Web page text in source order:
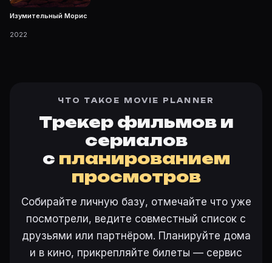
Изумительный Морис
2022
ЧТО ТАКОЕ MOVIE PLANNER
Трекер фильмов и
сериалов
с планированием
просмотров
Собирайте личную базу, отмечайте что уже
посмотрели, ведите совместный список с
друзьями или партнёром. Планируйте дома
и в кино, прикрепляйте билеты — сервис